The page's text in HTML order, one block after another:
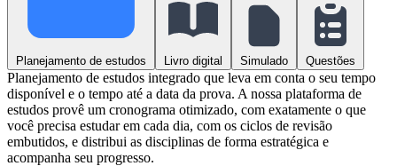
Planejamento de estudos Livro digital Simulado Questões
Planejamento de estudos integrado que leva em conta o seu tempo
disponível e o tempo até a data da prova. A nossa plataforma de
estudos provê um cronograma otimizado, com exatamente o que
você precisa estudar em cada dia, com os ciclos de revisão
embutidos, e distribui as disciplinas de forma estratégica e
acompanha seu progresso.